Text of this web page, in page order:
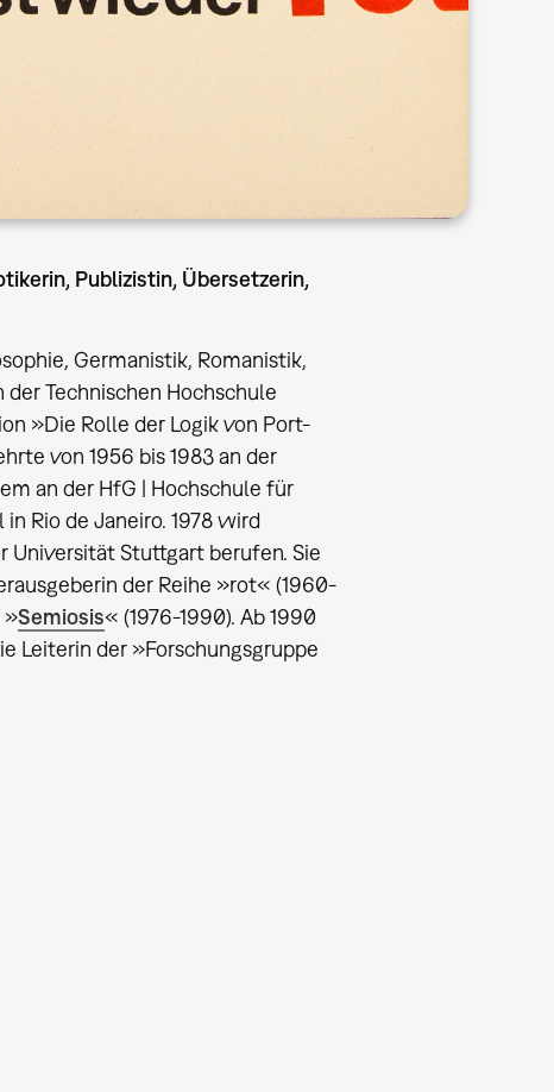
Publizistin, Übersetzerin,
Germanistik, Romanistik,
Technischen Hochschule
»Die Rolle der Logik von Port-
von 1956 bis 1983 an der
an der HfG | Hochschule für
Rio de Janeiro. 1978 wird
Universität Stuttgart berufen. Sie
der Reihe »rot« (1960-
»Semiosis« (1976-1990). Ab 1990
Leiterin der »Forschungsgruppe